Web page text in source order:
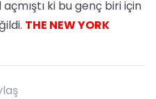
ki bu genç biri için
THE NEW YORK